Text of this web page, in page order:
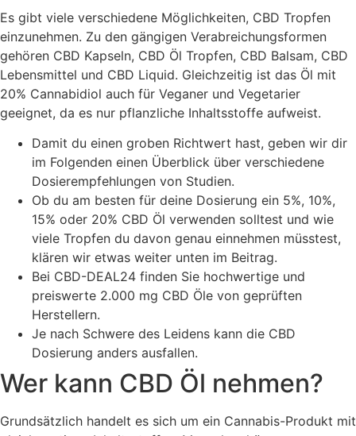
Es gibt viele verschiedene Möglichkeiten, CBD Tropfen
einzunehmen. Zu den gängigen Verabreichungsformen
gehören CBD Kapseln, CBD Öl Tropfen, CBD Balsam, CBD
Lebensmittel und CBD Liquid. Gleichzeitig ist das Öl mit
20% Cannabidiol auch für Veganer und Vegetarier
geeignet, da es nur pflanzliche Inhaltsstoffe aufweist.
Damit du einen groben Richtwert hast, geben wir dir
im Folgenden einen Überblick über verschiedene
Dosierempfehlungen von Studien.
Ob du am besten für deine Dosierung ein 5%, 10%,
15% oder 20% CBD Öl verwenden solltest und wie
viele Tropfen du davon genau einnehmen müsstest,
klären wir etwas weiter unten im Beitrag.
Bei CBD-DEAL24 finden Sie hochwertige und
preiswerte 2.000 mg CBD Öle von geprüften
Herstellern.
Je nach Schwere des Leidens kann die CBD
Dosierung anders ausfallen.
Wer kann CBD Öl nehmen?
Grundsätzlich handelt es sich um ein Cannabis-Produkt mit